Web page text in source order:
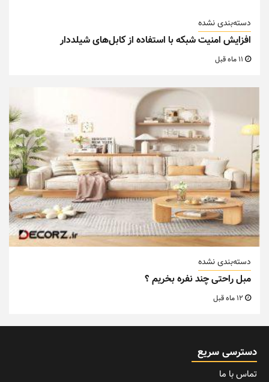
دسته‌بندی نشده
افزایش امنیت شبکه با استفاده از کابل‌های شیلددار
دسته‌بندی نشده
مبل راحتی چند نفره بخریم ؟
دسترسی سریع
تماس با ما